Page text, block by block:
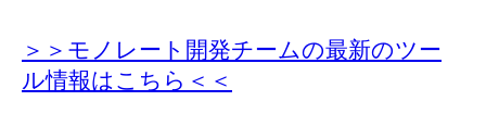
＞＞モノレート開発チームの最新のツー
ル情報はこちら＜＜